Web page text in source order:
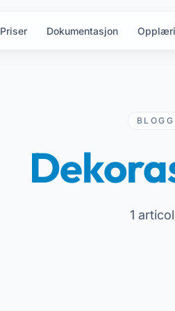
Priser Dokumentasjon
BLOGG
1